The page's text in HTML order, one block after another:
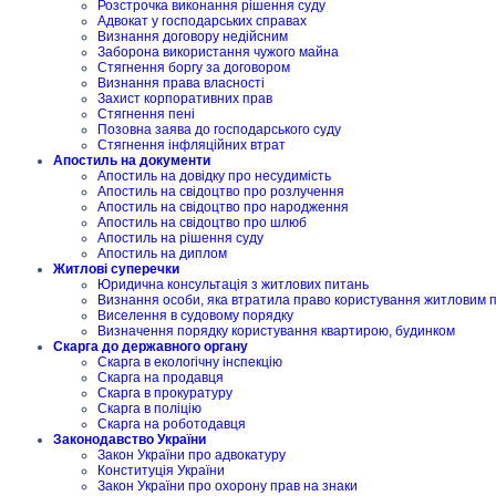
Розстрочка виконання рішення суду
Адвокат у господарських справах
Визнання договору недійсним
Заборона використання чужого майна
Стягнення боргу за договором
Визнання права власності
Захист корпоративних прав
Стягнення пені
Позовна заява до господарського суду
Стягнення інфляційних втрат
Апостиль на документи
Апостиль на довідку про несудимість
Апостиль на свідоцтво про розлучення
Апостиль на свідоцтво про народження
Апостиль на свідоцтво про шлюб
Апостиль на рішення суду
Апостиль на диплом
Житлові суперечки
Юридична консультація з житлових питань
Визнання особи, яка втратила право користування житловим
Виселення в судовому порядку
Визначення порядку користування квартирою, будинком
Скарга до державного органу
Скарга в екологічну інспекцію
Скарга на продавця
Скарга в прокуратуру
Скарга в поліцію
Скарга на роботодавця
Законодавство України
Закон України про адвокатуру
Конституція України
Закон України про охорону прав на знаки